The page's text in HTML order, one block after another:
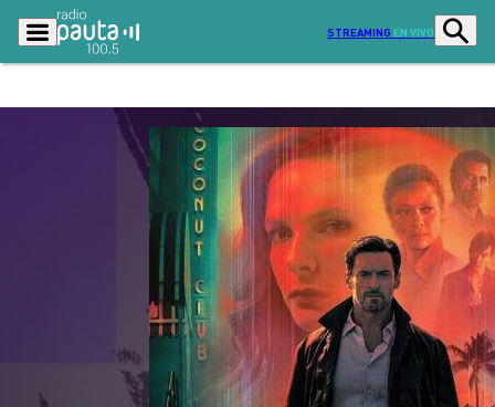
STREAMING EN VIVO
Podcasts Programas
Actualidad
Economía
Radio en vivo Sostenibilidad
Tendencias Deportes
Entretención y Cultura Opinión